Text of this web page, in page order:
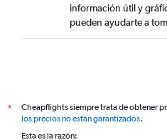
información útil y
pueden ayudarte a
*
Cheapflights siempre trata de obtener
los precios no están garantizados.
Esta es la razón: